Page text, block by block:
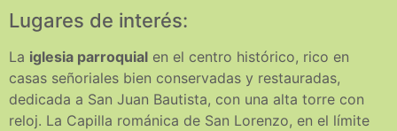
Lugares de interés:
La iglesia parroquial en el centro histórico, rico en
casas señoriales bien conservadas y restauradas,
dedicada a San Juan Bautista, con una alta torre con
reloj. La Capilla románica de San Lorenzo, en el límite